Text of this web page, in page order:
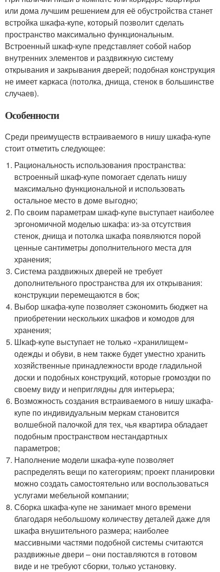
или дома лучшим решением для её обустройства станет
встройка шкафа-купе, который позволит сделать
пространство максимально функциональным.
Встроенный шкаф-купе представляет собой набор
внутренних элементов и раздвижную систему
открывания и закрывания дверей; подобная конструкция
не имеет каркаса (потолка, днища, стенок в большинстве
случаев).
Особенности
Среди преимуществ встраиваемого в нишу шкафа-купе
стоит отметить следующее:
Рациональность использования пространства:
встроенный шкаф-купе помогает сделать нишу
максимально функциональной и использовать
остальное место в доме выгодно;
По своим параметрам шкаф-купе выступает наиболее
эргономичной моделью шкафа: из-за отсутствия
стенок, днища и потолка шкафа появляются порой
ценные сантиметры дополнительного места для
хранения;
Система раздвижных дверей не требует
дополнительного пространства для их открывания:
конструкции перемещаются в бок;
Выбор шкафа-купе позволяет сэкономить бюджет на
приобретении нескольких шкафов и комодов для
хранения;
Шкаф-купе выступает не только «хранилищем»
одежды и обуви, в нем также будет уместно хранить
хозяйственные принадлежности вроде гладильной
доски и подобных конструкций, которые громоздки по
своему виду и неприглядны для интерьера;
Возможность создания встраиваемого в нишу шкафа-
купе по индивидуальным меркам становится
волшебной палочкой для тех, чья квартира обладает
подобным пространством нестандартных
параметров;
Наполнение модели шкафа-купе позволяет
распределять вещи по категориям; проект планировки
можно создать самостоятельно или воспользоваться
услугами мебельной компании;
Сборка шкафа-купе не занимает много времени
благодаря небольшому количеству деталей даже для
шкафа внушительного размера; наиболее
массивными частями подобной системы считаются
раздвижные двери – они поставляются в готовом
виде и не требуют сборки, только установку.